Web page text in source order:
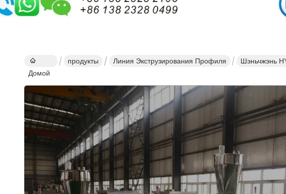
Домой
продукты Линия Экструзирования Профиля
Шэньчжэнь